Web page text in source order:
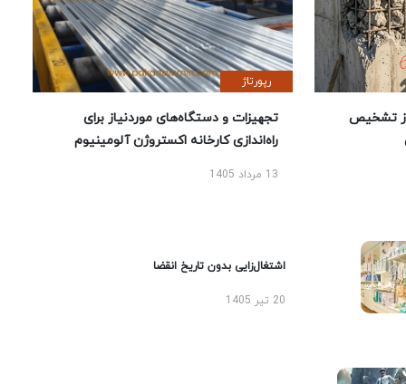
تشخیص
رپورتاژ
تجهیزات و دستگاه‌های موردنیاز برای
راه‌اندازی کارخانه اکستروژن آلومینیوم
13 مرداد 1405
اشتغال‌زایی بدون تاریخ انقضا
20 تیر 1405